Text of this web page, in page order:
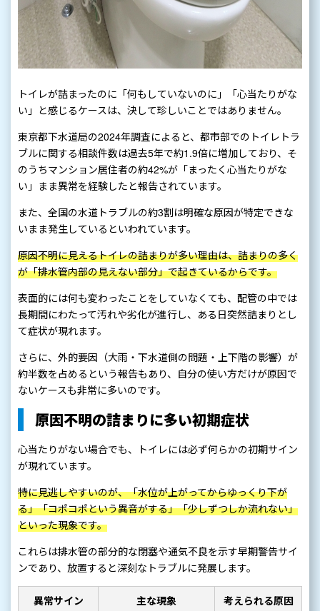
トイレが詰まったのに「何もしていないのに」「心当たりがな
い」と感じるケースは、決して珍しいことではありません。
東京都下水道局の2024年調査によると、都市部でのトイレトラ
ブルに関する相談件数は過去5年で約1.9倍に増加しており、そ
のうちマンション居住者の約42%が「まったく心当たりがな
い」まま異常を経験したと報告されています。
また、全国の水道トラブルの約3割は明確な原因が特定できな
いまま発生しているといわれています。
原因不明に見えるトイレの詰まりが多い理由は、詰まりの多く
が「排水管内部の見えない部分」で起きているからです。
表面的には何も変わったことをしていなくても、配管の中では
長期間にわたって汚れや劣化が進行し、ある日突然詰まりとし
て症状が現れます。
さらに、外的要因（大雨・下水道側の問題・上下階の影響）が
約半数を占めるという報告もあり、自分の使い方だけが原因で
ないケースも非常に多いのです。
原因不明の詰まりに多い初期症状
心当たりがない場合でも、トイレには必ず何らかの初期サイン
が現れています。
特に見逃しやすいのが、「水位が上がってからゆっくり下が
る」「コポコポという異音がする」「少しずつしか流れない」
といった現象です。
これらは排水管の部分的な閉塞や通気不良を示す早期警告サイ
ンであり、放置すると深刻なトラブルに発展します。
異常サイン 主な現象 考えられる原因